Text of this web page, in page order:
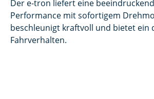
Der e-tron liefert eine
Performance mit sofortigem
beschleunigt kraftvoll und bietet ein
Fahrverhalten.